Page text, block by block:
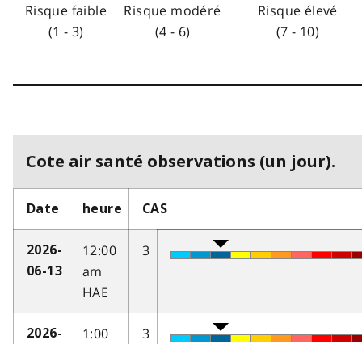
Risque faible
(1 - 3)
Risque modéré
(4 - 6)
Risque élevé
(7 - 10)
Cote air santé observations (un jour).
Date heure CAS
2026-
06-13
12:00
am
HAE
3
2026-
1:00
3